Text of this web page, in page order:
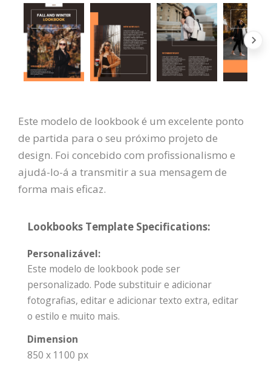
Este modelo de lookbook é um excelente ponto
de partida para o seu próximo projeto de
design. Foi concebido com profissionalismo e
ajudá-lo-á a transmitir a sua mensagem de
forma mais eficaz.
Lookbooks Template Specifications:
Personalizável:
Este modelo de lookbook pode ser
personalizado. Pode substituir e adicionar
fotografias, editar e adicionar texto extra, editar
o estilo e muito mais.
Dimension
850 x 1100 px